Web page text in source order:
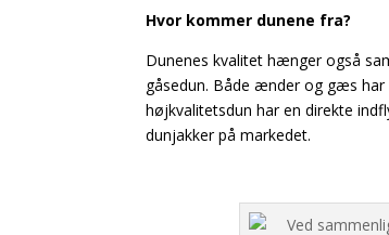
Hvor kommer dunene fra?
Dunenes kvalitet hænger også
gåsedun. Både ænder og gæs
højkvalitetsdun har en direkte
dunjakker på markedet.